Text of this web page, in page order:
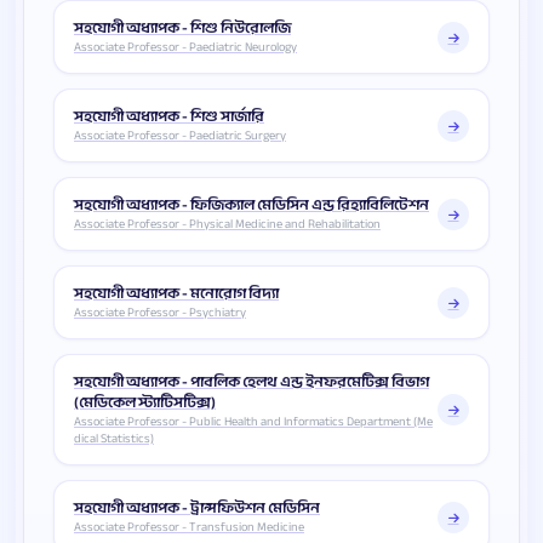
সহযোগী অধ্যাপক - শিশু নিউরোলজি
Associate Professor - Paediatric Neurology
সহযোগী অধ্যাপক - শিশু সার্জারি
Associate Professor - Paediatric Surgery
সহযোগী অধ্যাপক - ফিজিক্যাল মেডিসিন এন্ড রিহ্যাবিলিটেশন
Associate Professor - Physical Medicine and Rehabilitation
সহযোগী অধ্যাপক - মনোরোগ বিদ্যা
Associate Professor - Psychiatry
সহযোগী অধ্যাপক - পাবলিক হেলথ এন্ড ইনফরমেটিক্স বিভাগ
(মেডিকেল স্ট্যাটিসটিক্স)
Associate Professor - Public Health and Informatics Department (Me
dical Statistics)
সহযোগী অধ্যাপক - ট্রান্সফিউশন মেডিসিন
Associate Professor - Transfusion Medicine